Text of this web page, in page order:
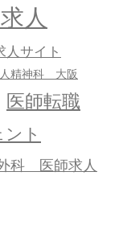
人
人サイト
精神科 大阪
医師転職
ト
科 医師求人